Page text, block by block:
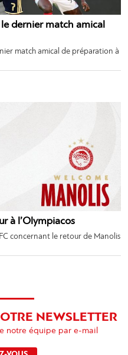
dernier match amical
match amical de préparation à
à l’Olympiacos
concernant le retour de Manolis
NEWSLETTER
notre équipe par e-mail